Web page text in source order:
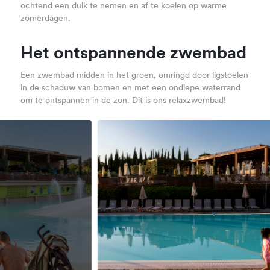
ochtend een duik te nemen en af te koelen op warme
zomerdagen.
Het ontspannende zwembad
Een zwembad midden in het groen, omringd door ligstoelen
in de schaduw van bomen en met een ondiepe waterrand
om te ontspannen in de zon. Dit is ons relaxzwembad!